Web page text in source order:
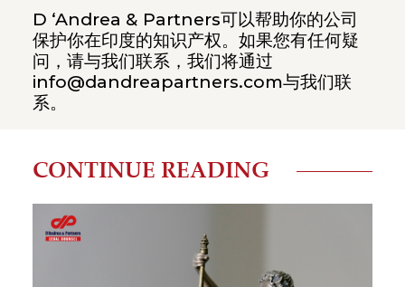
D ‘Andrea & Partners可以帮助你的公司
保护你在印度的知识产权。如果您有任何疑
问，请与我们联系，我们将通过
info@dandreapartners.com与我们联
系。
CONTINUE READING